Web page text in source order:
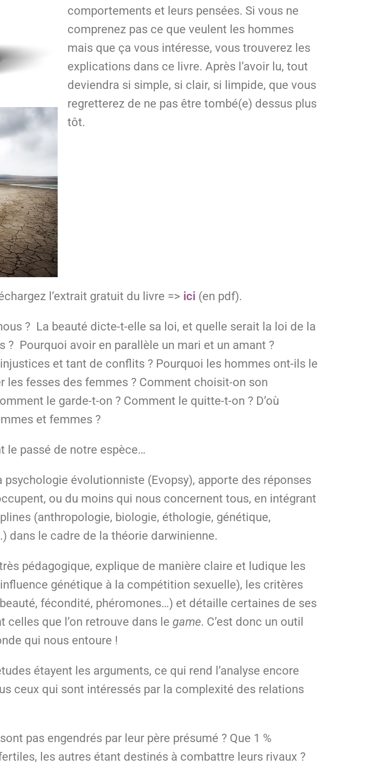
comportements et leurs pensées. Si vous ne
comprenez pas ce que veulent les hommes
mais que ça vous intéresse, vous trouverez les
explications dans ce livre. Après l’avoir lu, tout
deviendra si simple, si clair, si limpide, que vous
regretterez de ne pas être tombé(e) dessus plus
tôt.
l’extrait gratuit du livre => ici (en pdf).
? La beauté dicte-t-elle sa loi, et quelle serait la loi de la
? Pourquoi avoir en parallèle un mari et un amant ?
et tant de conflits ? Pourquoi les hommes ont-ils le
les fesses des femmes ? Comment choisit-on son
le garde-t-on ? Comment le quitte-t-on ? D’où
et femmes ?
le passé de notre espèce…
évolutionniste (Evopsy), apporte des réponses
ou du moins qui nous concernent tous, en intégrant
(anthropologie, biologie, éthologie, génétique,
dans le cadre de la théorie darwinienne.
pédagogique, explique de manière claire et ludique les
génétique à la compétition sexuelle), les critères
fécondité, phéromones…) et détaille certaines de ses
que l’on retrouve dans le game. C’est donc un outil
qui nous entoure !
étayent les arguments, ce qui rend l’analyse encore
ceux qui sont intéressés par la complexité des relations
pas engendrés par leur père présumé ? Que 1 %
les autres étant destinés à combattre leurs rivaux ?